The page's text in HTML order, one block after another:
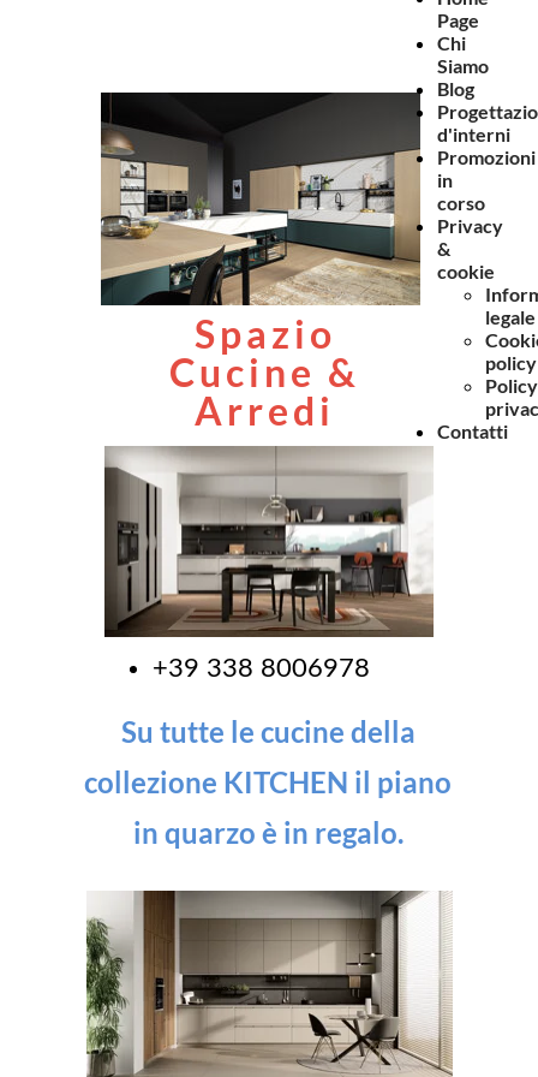
+39 338 8006978
Spazio
Cucine &
Arredi
Page
Chi
Siamo
Blog
d'interni
Promozioni
in
corso
Privacy
&
cookie
legale
policy
Policy
Contatti
Su tutte le cucine della
collezione KITCHEN il piano
in quarzo è in regalo.